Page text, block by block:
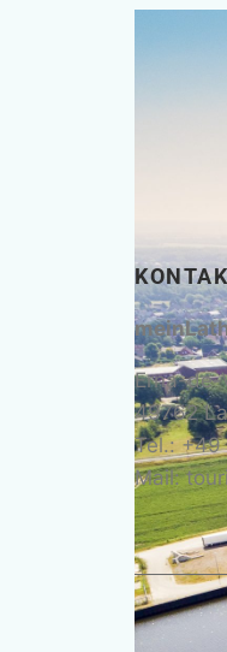
Erna-de-
49762
Tel.:
Mail: